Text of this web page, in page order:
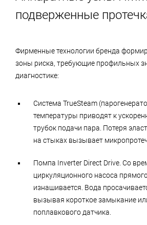
подверженные
Фирменные технологии бренда
зоны риска, требующие профильных
диагностике:
Система TrueSteam
температуры приводят к
трубок подачи пара. Потеря
на стыках вызывает
Помпа Inverter Direct Drive. Со
циркуляционного насоса
изнашивается. Вода
вызывая короткое замыкание
поплавкового датчика.